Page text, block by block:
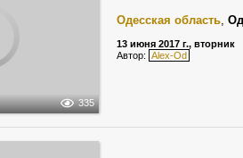
335
Одесская область,
13 июня 2017 г., вторник
Автор: Alex-Od